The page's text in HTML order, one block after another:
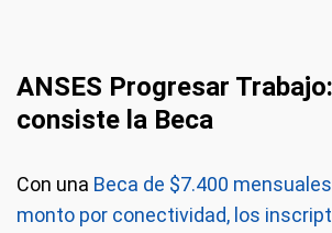
ANSES Progresar
consiste la Beca
Con una Beca de $7.400
monto por conectividad, los